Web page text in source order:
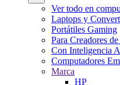
Ver todo en
Laptops y
Portátiles Gaming
Para Creadores
Con Inteligencia
Computadores
Marca
HP